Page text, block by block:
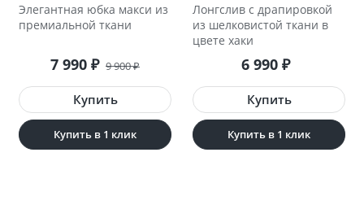
Элегантная юбка макси из
премиальной ткани
7 990 ₽ 9 900₽
Купить в 1 клик
Лонгслив с драпировкой
из шелковистой ткани в
цвете хаки
6 990 ₽
Купить в 1 клик